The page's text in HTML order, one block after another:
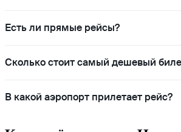
Есть ли прямые рейсы?
Сколько стоит самый дешевый
В какой аэропорт прилетает рейс?